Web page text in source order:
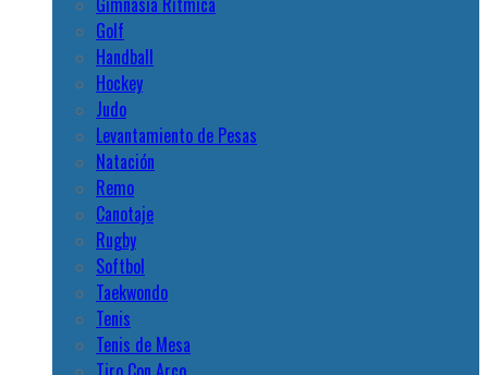
Golf
Handball
Hockey
Judo
Levantamiento de Pesas
Natación
Remo
Canotaje
Rugby
Softbol
Taekwondo
Tenis
Tenis de Mesa